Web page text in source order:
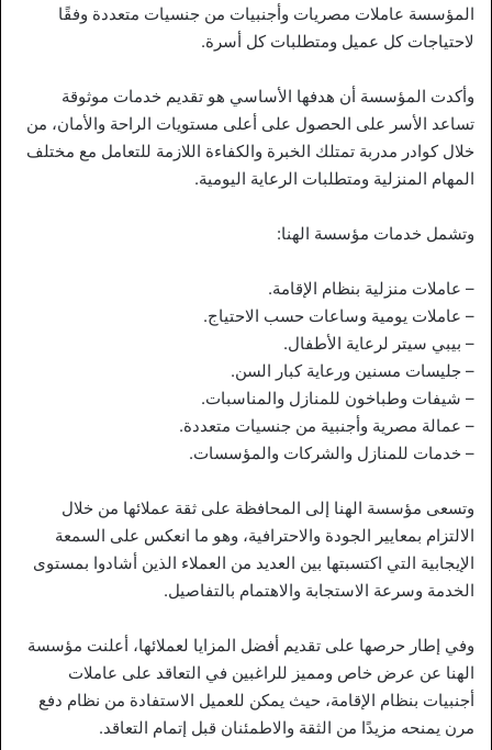
المؤسسة عاملات مصريات وأجنبيات من جنسيات متعددة وفقًا
لاحتياجات كل عميل ومتطلبات كل أسرة.
وأكدت المؤسسة أن هدفها الأساسي هو تقديم خدمات موثوقة
تساعد الأسر على الحصول على أعلى مستويات الراحة والأمان، من
خلال كوادر مدربة تمتلك الخبرة والكفاءة اللازمة للتعامل مع مختلف
المهام المنزلية ومتطلبات الرعاية اليومية.
وتشمل خدمات مؤسسة الهنا:
– عاملات منزلية بنظام الإقامة.
– عاملات يومية وساعات حسب الاحتياج.
– بيبي سيتر لرعاية الأطفال.
– جليسات مسنين ورعاية كبار السن.
– شيفات وطباخون للمنازل والمناسبات.
– عمالة مصرية وأجنبية من جنسيات متعددة.
– خدمات للمنازل والشركات والمؤسسات.
وتسعى مؤسسة الهنا إلى المحافظة على ثقة عملائها من خلال
الالتزام بمعايير الجودة والاحترافية، وهو ما انعكس على السمعة
الإيجابية التي اكتسبتها بين العديد من العملاء الذين أشادوا بمستوى
الخدمة وسرعة الاستجابة والاهتمام بالتفاصيل.
وفي إطار حرصها على تقديم أفضل المزايا لعملائها، أعلنت مؤسسة
الهنا عن عرض خاص ومميز للراغبين في التعاقد على عاملات
أجنبيات بنظام الإقامة، حيث يمكن للعميل الاستفادة من نظام دفع
مرن يمنحه مزيدًا من الثقة والاطمئنان قبل إتمام التعاقد.